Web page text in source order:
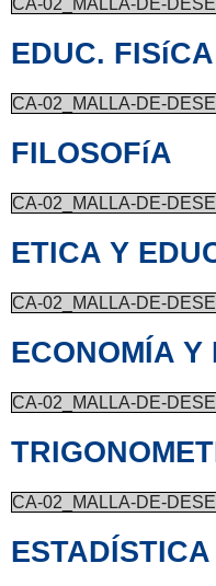
EDUC. FISíCA
CA-02_MALLA-DE-
FILOSOFíA
CA-02_MALLA-DE-
ETICA Y
CA-02_MALLA-DE-
ECONOMÍA Y
CA-02_MALLA-DE-
CA-02_MALLA-DE-